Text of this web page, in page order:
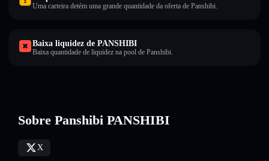
Uma carteira detém uma grande quantidade da oferta de Panshibi.
Baixa liquidez de PANSHIBI
Baixa quantidade de liquidez na pool de Panshibi.
Sobre Panshibi PANSHIBI
X